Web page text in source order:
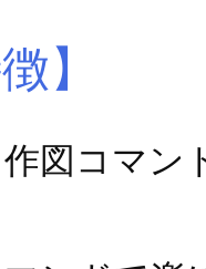
】
図コマン